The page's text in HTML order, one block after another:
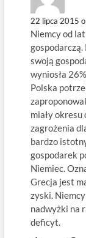
22 lipca 2015
Niemcy od
swoją
wyniosła
Polska
miały okresu
zagrożenia
bardzo
gospodarek
Niemiec.
Grecja jest
zyski.
nadwyżki na
deficyt.